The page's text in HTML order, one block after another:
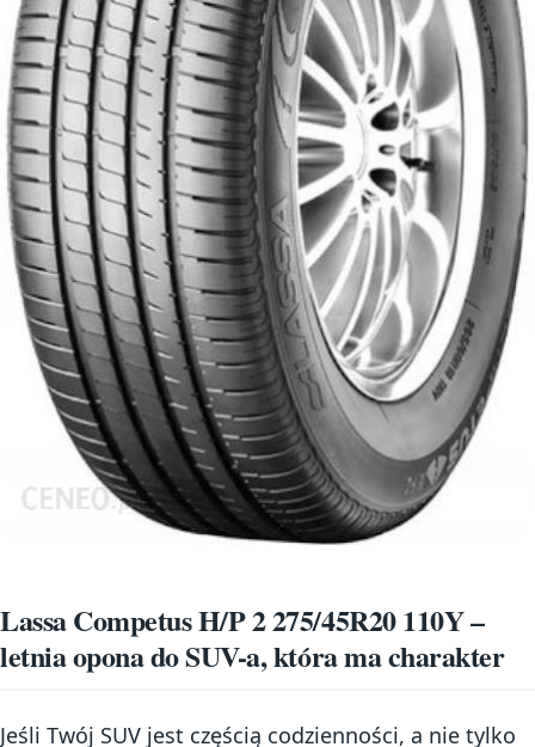
Lassa Competus H/P 2 275/45R20 110Y –
letnia opona do SUV-a, która ma charakter
Jeśli Twój SUV jest częścią codzienności, a nie tylko